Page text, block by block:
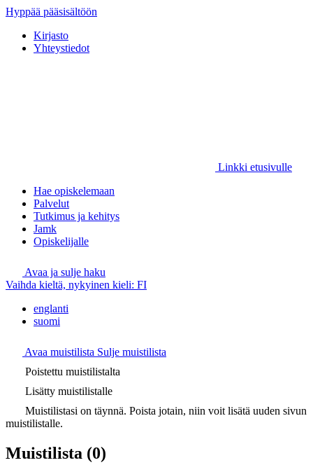
Hyppää pääsisältöön
Kirjasto
Yhteystiedot
Linkki etusivulle
Hae opiskelemaan
Palvelut
Tutkimus ja kehitys
Jamk
Opiskelijalle
Avaa ja sulje haku
Vaihda kieltä, nykyinen kieli: FI
englanti
suomi
Avaa muistilista Sulje muistilista
Poistettu muistilistalta
Lisätty muistilistalle
Muistilistasi on täynnä. Poista jotain, niin voit lisätä uuden sivun
muistilistalle.
Muistilista (0)